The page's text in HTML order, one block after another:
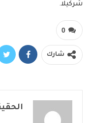
شركيلا.
0
شارك